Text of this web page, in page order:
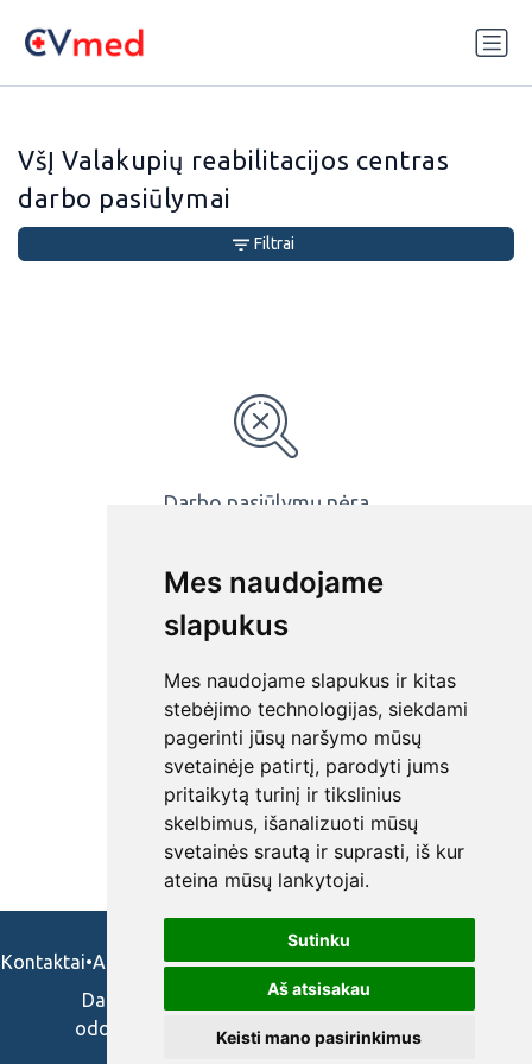
Mes naudojame
slapukus
Mes naudojame slapukus ir kitas
stebėjimo technologijas, siekdami
pagerinti jūsų naršymo mūsų
svetainėje patirtį, parodyti jums
pritaikytą turinį ir tikslinius
skelbimus, išanalizuoti mūsų
svetainės srautą ir suprasti, iš kur
ateina mūsų lankytojai.
Sutinku
Aš atsisakau
Keisti mano pasirinkimus
VšĮ Valakupių reabilitacijos centras
darbo pasiūlymai
Darbo pasiūlymų nėra
Filtrai
Kontaktai•Apie mus•Naudojimosi taisykės•Privatumo politika
Darbo skelbimai ir pasiūlymai: gydytojams,
odontologams, slaugytojams, veterinarams,